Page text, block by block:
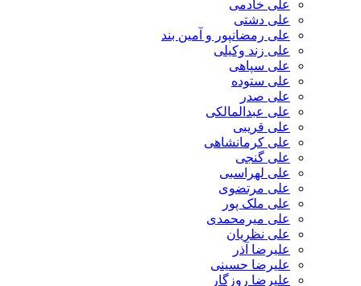
علی خادمی
علی دشتی
علی رمضانپور و آمین بند
علی زند وکیلی
علی سپاهی
علی ستوده
علی صدر
علی عبدالمالکی
علی قریبی
علی کرمانشاهی
علی گنجی
علی لهراسبی
علی مرتضوی
علی ملک پور
علی میرمحمدی
علی نظریان
علیرضا آذر
علیرضا حسینی
علیرضا روزگار